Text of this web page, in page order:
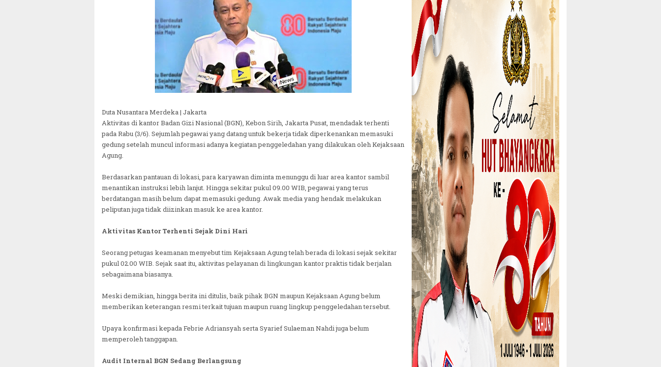
Duta Nusantara Merdeka | Jakarta
Aktivitas di kantor Badan Gizi Nasional (BGN), Kebon Sirih, Jakarta Pusat, mendadak terhenti
pada Rabu (3/6). Sejumlah pegawai yang datang untuk bekerja tidak diperkenankan memasuki
gedung setelah muncul informasi adanya kegiatan penggeledahan yang dilakukan oleh Kejaksaan
Agung.
Berdasarkan pantauan di lokasi, para karyawan diminta menunggu di luar area kantor sambil
menantikan instruksi lebih lanjut. Hingga sekitar pukul 09.00 WIB, pegawai yang terus
berdatangan masih belum dapat memasuki gedung. Awak media yang hendak melakukan
peliputan juga tidak diizinkan masuk ke area kantor.
Aktivitas Kantor Terhenti Sejak Dini Hari
Seorang petugas keamanan menyebut tim Kejaksaan Agung telah berada di lokasi sejak sekitar
pukul 02.00 WIB. Sejak saat itu, aktivitas pelayanan di lingkungan kantor praktis tidak berjalan
sebagaimana biasanya.
Meski demikian, hingga berita ini ditulis, baik pihak BGN maupun Kejaksaan Agung belum
memberikan keterangan resmi terkait tujuan maupun ruang lingkup penggeledahan tersebut.
Upaya konfirmasi kepada Febrie Adriansyah serta Syarief Sulaeman Nahdi juga belum
memperoleh tanggapan.
Audit Internal BGN Sedang Berlangsung